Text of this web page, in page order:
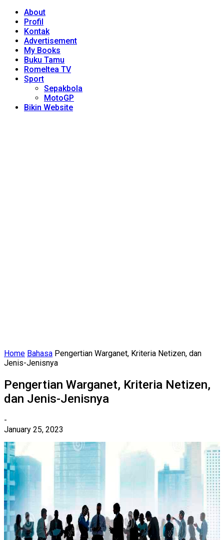
About
Profil
Kontak
Advertisement
My Books
Buku Tamu
Romeltea TV
Sport
Sepakbola
MotoGP
Bikin Website
Home Bahasa Pengertian Warganet, Kriteria Netizen, dan
Jenis-Jenisnya
Pengertian Warganet, Kriteria Netizen,
dan Jenis-Jenisnya
-
January 25, 2023